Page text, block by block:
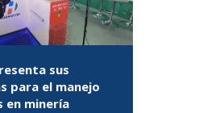
sus
para el manejo
en minería